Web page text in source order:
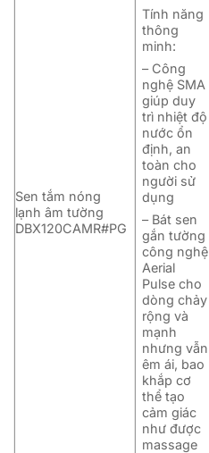
Sen tắm nóng
lạnh âm tường
DBX120CAMR#PG
Tính năng
thông
minh:
– Công
nghệ SMA
giúp duy
trì nhiệt độ
nước ổn
định, an
toàn cho
người sử
dụng
– Bát sen
gắn tường
công nghệ
Aerial
Pulse cho
dòng chảy
rộng và
mạnh
nhưng vẫn
êm ái, bao
khắp cơ
thể tạo
cảm giác
như được
massage